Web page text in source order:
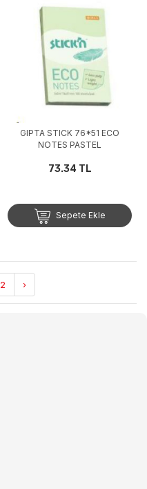
GIPTA STICK 76*51 ECO
NOTES PASTEL
73.34 TL
Sepete Ekle
2 ›